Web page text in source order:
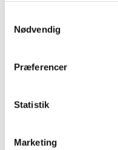
Nødvendig
Præferencer
Statistik
Marketing